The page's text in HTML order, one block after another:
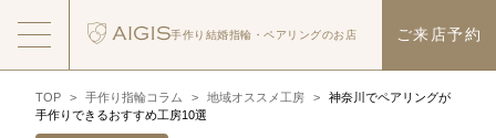
手作り結婚指輪・ ペアリングのお店 ご来店予約
TOP > 手作り指輪コラム > 地域オススメ工房 >
神奈川でペアリングが
手作りできるおすすめ工房10選